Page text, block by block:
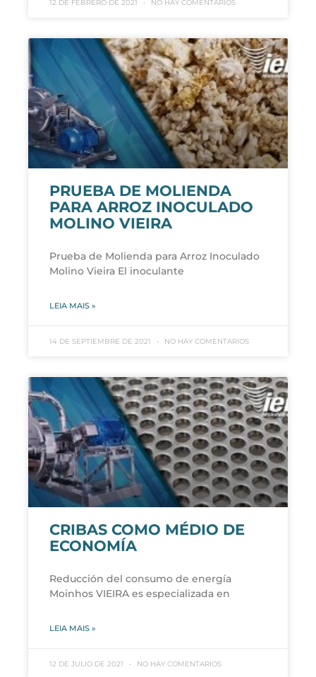
12 DE FEBRERO DE 2021 NO HAY COMENTARIOS
PRUEBA DE MOLIENDA
PARA ARROZ INOCULADO
MOLINO VIEIRA
Prueba de Molienda para Arroz Inoculado
Molino Vieira El inoculante
LEIA MAIS »
14 DE SEPTIEMBRE DE 2021 NO HAY COMENTARIOS
CRIBAS COMO MÉDIO DE
ECONOMÍA
Reducción del consumo de energía
Moinhos VIEIRA es especializada en
LEIA MAIS »
12 DE JULIO DE 2021 NO HAY COMENTARIOS